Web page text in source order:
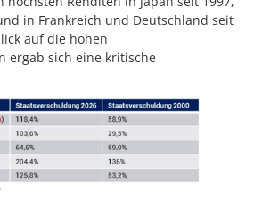
in Frankreich und Deutschland seit
auf die hohen
ergab sich eine kritische